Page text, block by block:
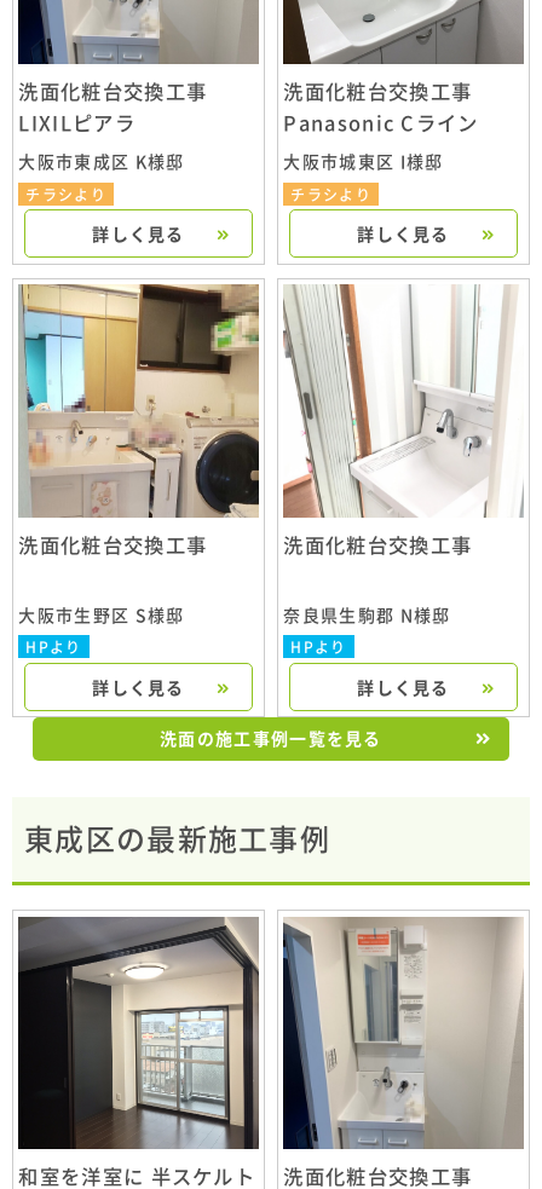
洗面化粧台交換工事
LIXILピアラ
大阪市東成区 K様邸
チラシより
詳しく見る
洗面化粧台交換工事
Panasonic Cライン
大阪市城東区 I様邸
チラシより
詳しく見る
洗面化粧台交換工事
大阪市生野区 S様邸
HPより
詳しく見る
洗面化粧台交換工事
奈良県生駒郡 N様邸
HPより
詳しく見る
洗面の施工事例一覧を見る
東成区の最新施工事例
和室を洋室に 半スケルト
洗面化粧台交換工事